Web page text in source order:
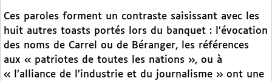
Ces paroles forment un contraste saisissant avec les
huit autres toasts portés lors du banquet : l’évocation
des noms de Carrel ou de Béranger, les références
aux « patriotes de toutes les nations », ou à
« l’alliance de l’industrie et du journalisme » ont une